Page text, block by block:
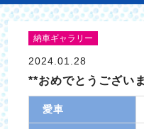
納車ギャラリー
2024.01.28
**おめでとうござい
愛車